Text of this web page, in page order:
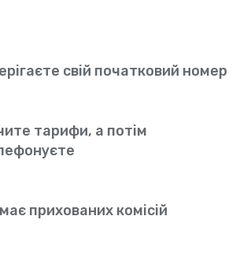
свій початковий номер
тарифи, а потім
прихованих комісій